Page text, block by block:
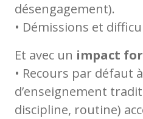
désengagement).
• Démissions et
Et avec un impact
• Recours par défaut
d’enseignement
discipline, routine)